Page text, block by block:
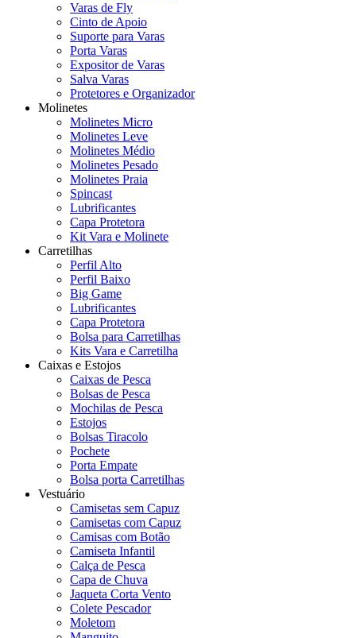
Varas de Fly
Cinto de Apoio
Suporte para Varas
Porta Varas
Expositor de Varas
Salva Varas
Protetores e Organizador
Molinetes
Molinetes Micro
Molinetes Leve
Molinetes Médio
Molinetes Pesado
Molinetes Praia
Spincast
Lubrificantes
Capa Protetora
Kit Vara e Molinete
Carretilhas
Perfil Alto
Perfil Baixo
Big Game
Lubrificantes
Capa Protetora
Bolsa para Carretilhas
Kits Vara e Carretilha
Caixas e Estojos
Caixas de Pesca
Bolsas de Pesca
Mochilas de Pesca
Estojos
Bolsas Tiracolo
Pochete
Porta Empate
Bolsa porta Carretilhas
Vestuário
Camisetas sem Capuz
Camisetas com Capuz
Camisas com Botão
Camiseta Infantil
Calça de Pesca
Capa de Chuva
Jaqueta Corta Vento
Colete Pescador
Moletom